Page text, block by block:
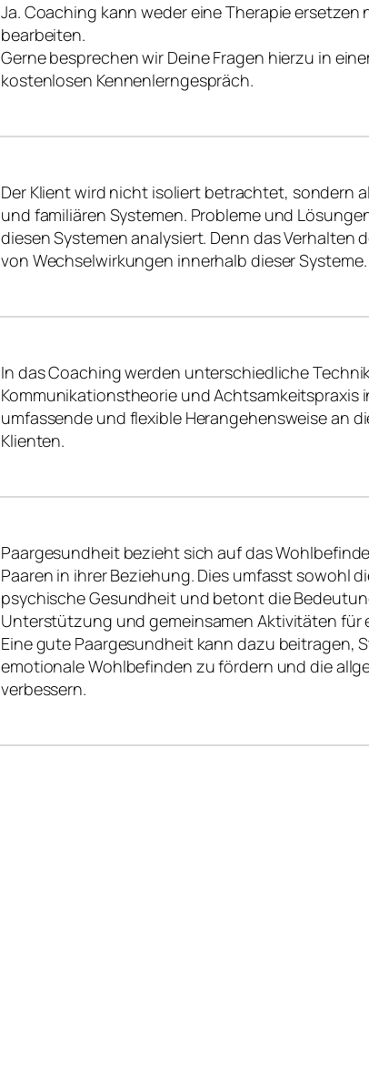
Ja. Coaching kann weder eine Therapie
bearbeiten.
Gerne besprechen wir Deine Fragen hierzu in
kostenlosen Kennenlerngespräch.
Der Klient wird nicht isoliert betrachtet, sondern
und familiären Systemen. Probleme und
diesen Systemen analysiert. Denn das Verhalten
von Wechselwirkungen innerhalb dieser Systeme.
In das Coaching werden unterschiedliche
Kommunikationstheorie und Achtsamkeitspraxis
umfassende und flexible Herangehensweise an
Klienten.
Paargesundheit bezieht sich auf das
Paaren in ihrer Beziehung. Dies umfasst sowohl
psychische Gesundheit und betont die
Unterstützung und gemeinsamen Aktivitäten für
Eine gute Paargesundheit kann dazu beitragen,
emotionale Wohlbefinden zu fördern und die
verbessern.